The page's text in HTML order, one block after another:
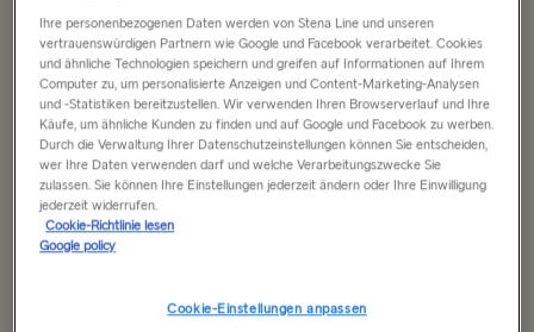
Kiel → Göteborg
Rostock → Trelleborg
Frederikshavn → Göteborg
Gdynia → Karlskrona
Göteborg → Kiel
Göteborg → Frederikshavn
Low-Fare-Kalender | Niedrigpreiskalender
anzeigen
Reise suchen
Ihre personenbezogenen Daten werden von Stena Line und unseren
vertrauenswürdigen Partnern wie Google und Facebook verarbeitet. Cookies
und ähnliche Technologien speichern und greifen auf Informationen auf Ihrem
Computer zu, um personalisierte Anzeigen und Content-Marketing-Analysen
und -Statistiken bereitzustellen. Wir verwenden Ihren Browserverlauf und Ihre
Käufe, um ähnliche Kunden zu finden und auf Google und Facebook zu werben.
Durch die Verwaltung Ihrer Datenschutzeinstellungen können Sie entscheiden,
wer Ihre Daten verwenden darf und welche Verarbeitungszwecke Sie
zulassen. Sie können Ihre Einstellungen jederzeit ändern oder Ihre Einwilligung
jederzeit widerrufen.
Cookie-Richtlinie lesen
Google policy
Cookie-Einstellungen anpassen